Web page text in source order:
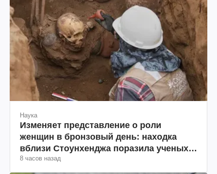
Наука
Изменяет представление о роли
женщин в бронзовый день: находка
вблизи Стоунхенджа поразила ученых
(фото)
8 часов назад